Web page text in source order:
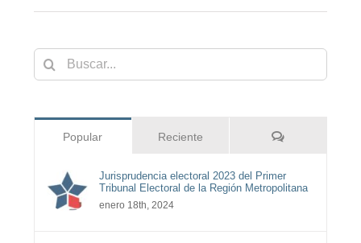
Buscar:
Popular Reciente Comentarios
Jurisprudencia electoral 2023 del Primer
Tribunal Electoral de la Región Metropolitana
enero 18th, 2024